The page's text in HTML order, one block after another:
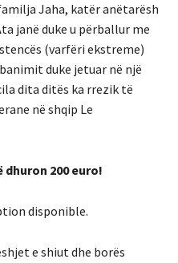
Jaha, katër anëtarësh
janë duke u përballur me
(varfëri ekstreme)
duke jetuar në një
dita ditës ka rrezik të
në shqip Le
200 euro!
e shiut dhe borës